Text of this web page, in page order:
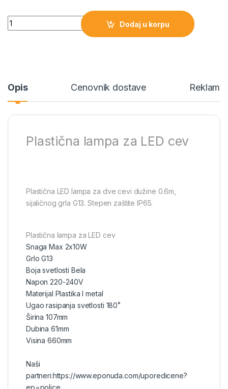
Plastična lampa za LED cev količina
Dodaj u korpu
Opis Cenovnik dostave
Plastična lampa za LED cev
Plastična LED lampa za dve cevi dužine 0.6m,
sijaličnog grla G13. Stepen zaštite IP65.
Plastična lampa za LED cev
Snaga Max 2x10W
Grlo G13
Boja svetlosti Bela
Napon 220-240V
Materijal Plastika I metal
Ugao rasipanja svetlosti 180˚
Širina 107mm
Dubina 61mm
Visina 660mm
Naši
partneri:https://www.eponuda.com/uporedicene?